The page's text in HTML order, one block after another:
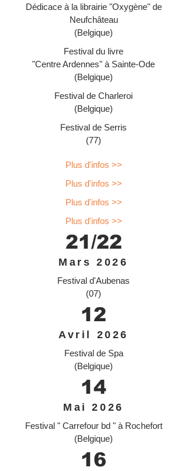
Dédicace à la librairie "Oxygène" de
Neufchâteau
(Belgique)
Festival du livre
"Centre Ardennes" à Sainte-Ode
(Belgique)
Festival de Charleroi
(Belgique)
Festival de Serris
(77)
Plus d'infos >>
Plus d'infos >>
Plus d'infos >>
Plus d'infos >>
21/22
Mars 2026
Festival d'Aubenas
(07)
12
Avril 2026
Festival de Spa
(Belgique)
14
Mai 2026
Festival " Carrefour bd " à Rochefort
(Belgique)
16